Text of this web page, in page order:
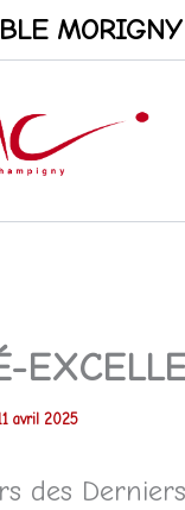
avril 2025
des